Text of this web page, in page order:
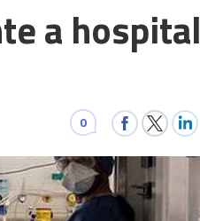
a hospital
0